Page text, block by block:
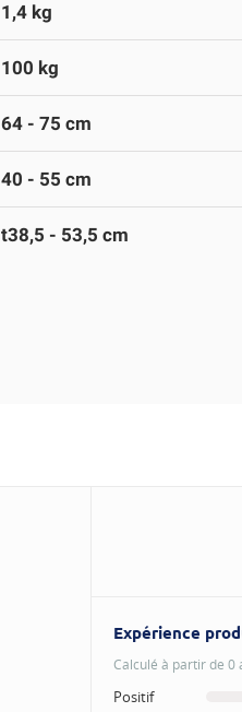
1,4 kg
100 kg
64 - 75 cm
40 - 55 cm
t38,5 - 53,5 cm
Expérience
Calculé à partir de 0
Positif